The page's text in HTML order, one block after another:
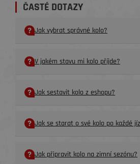
ČASTÉ DOTAZY
Jak vybrat správné kolo?
V jakém stavu mi kolo příjde?
Jak sestavit kolo z eshopu?
Jak se starat o své kolo po každé
Jak připravit kolo na zimní sezónu?